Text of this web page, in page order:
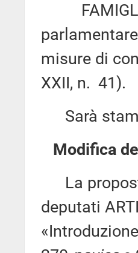
misure di
XXII, n. 41).
Sarà
Modifica
La
deputati